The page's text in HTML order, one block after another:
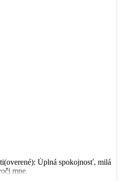
Úplná spokojnosť, milá
mne.